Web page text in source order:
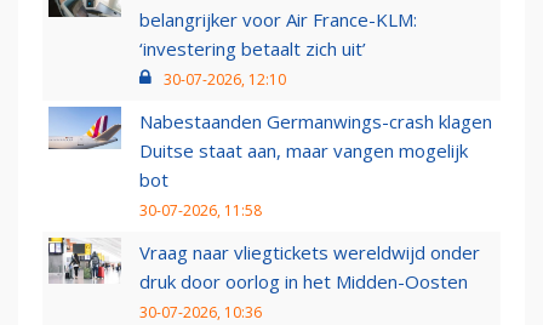
belangrijker voor Air France-KLM:
‘investering betaalt zich uit’
30-07-2026, 12:10
Nabestaanden Germanwings-crash klagen
Duitse staat aan, maar vangen mogelijk
bot
30-07-2026, 11:58
Vraag naar vliegtickets wereldwijd onder
druk door oorlog in het Midden-Oosten
30-07-2026, 10:36